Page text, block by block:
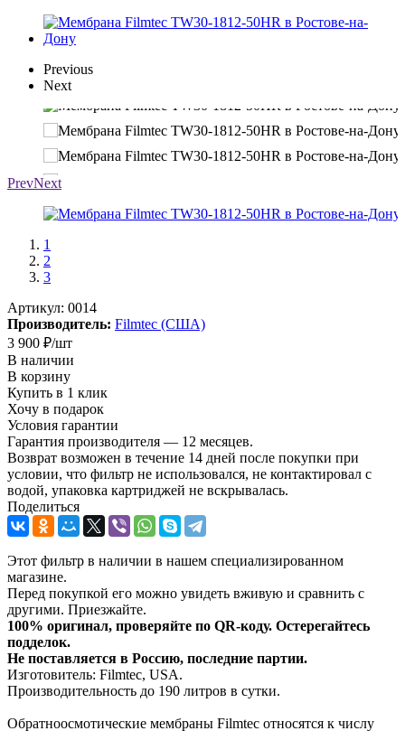
Previous
Next
PrevNext
1
2
3
Артикул: 0014
Производитель: Filmtec (США)
3 900 ₽/шт
В наличии
В корзину
Купить в 1 клик
Хочу в подарок
Условия гарантии
Гарантия производителя — 12 месяцев.
Возврат возможен в течение 14 дней после покупки при
условии, что фильтр не использовался, не контактировал с
водой, упаковка картриджей не вскрывалась.
Поделиться
Этот фильтр в наличии в нашем специализированном
магазине.
Перед покупкой его можно увидеть вживую и сравнить с
другими. Приезжайте.
100% оригинал, проверяйте по QR-коду. Остерегайтесь
подделок.
Не поставляется в Россию, последние партии.
Изготовитель: Filmtec, USA.
Производительность до 190 литров в сутки.
Обратноосмотические мембраны Filmtec относятся к числу